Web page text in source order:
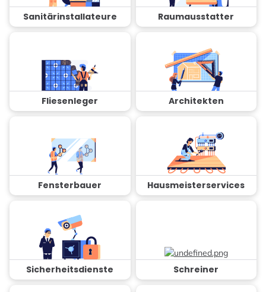
Sanitärinstallateure Raumausstatter
Fliesenleger Architekten
Fensterbauer Hausmeisterservices
Sicherheitsdienste Schreiner